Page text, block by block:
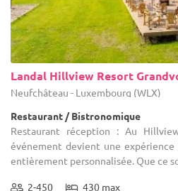
Landal Hillview Resort
Neufchâteau - Luxembourg (WLX)
Restaurant / Bistronomique
Restaurant réception : Au
événement devient une expérience
entièrement personnalisée. Que ce
2-450 430 max